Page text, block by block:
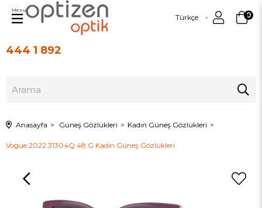
444 1 892
Türkçe 0
Menu
Anasayfa Güneş Gözlükleri Kadın Güneş Gözlükleri
Vogue 2022 31304Q 48 G Kadın Güneş Gözlükleri